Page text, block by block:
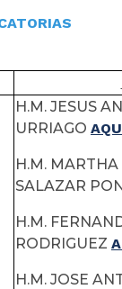
H.M. JESUS
URRIAGO
H.M.
SALAZAR
H.M.
RODRIGUEZ
H.M. JOSE